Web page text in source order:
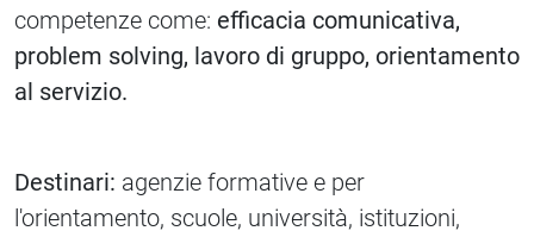
competenze come: efficacia comunicativa,
problem solving, lavoro di gruppo, orientamento
al servizio.
Destinari: agenzie formative e per
l'orientamento, scuole, università, istituzioni,